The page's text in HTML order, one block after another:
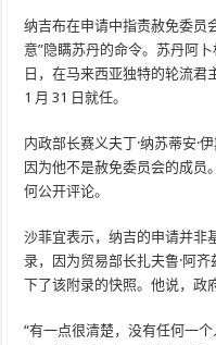
纳吉布在申请中指责赦免委员
意”隐瞒苏丹的命令。苏丹阿
日，在马来西亚独特的轮流君
1 月 31 日就任。
内政部长赛义夫丁·纳苏蒂安·
因为他不是赦免委员会的成员
何公开评论。
沙菲宜表示，纳吉的申请并非
录，因为贸易部长扎夫鲁·阿
下了该附录的快照。他说，政
“有一点很清楚，没有任何一